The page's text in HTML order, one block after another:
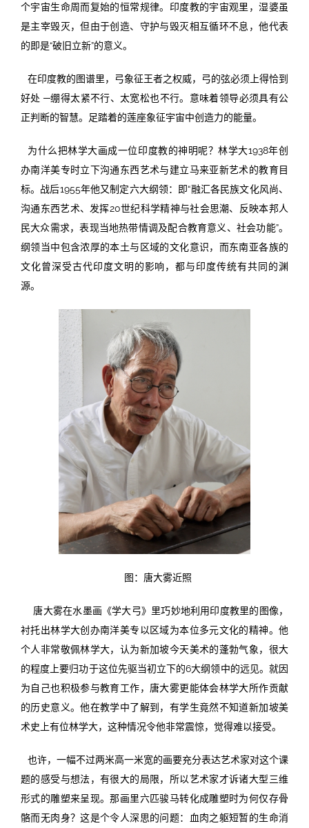
个宇宙生命周而复始的恒常规律。印度教的宇宙观里，湿婆虽
是主宰毁灭，但由于创造、守护与毁灭相互循环不息，他代表
的即是“破旧立新”的意义。
在印度教的图谱里，弓象征王者之权威，弓的弦必须上得恰到
好处 ─绷得太紧不行、太宽松也不行。意味着领导必须具有公
正判断的智慧。足踏着的莲座象征宇宙中创造力的能量。
为什么把林学大画成一位印度教的神明呢？林学大1938年创
办南洋美专时立下沟通东西艺术与建立马来亚新艺术的教育目
标。战后1955年他又制定六大纲领：即“融汇各民族文化风尚、
沟通东西艺术、发挥20世纪科学精神与社会思潮、反映本邦人
民大众需求，表现当地热带情调及配合教育意义、社会功能”。
纲领当中包含浓厚的本土与区域的文化意识，而东南亚各族的
文化曾深受古代印度文明的影响，都与印度传统有共同的渊
源。
图：唐大雾近照
唐大雾在水墨画《学大弓》里巧妙地利用印度教里的图像，
衬托出林学大创办南洋美专以区域为本位多元文化的精神。他
个人非常敬佩林学大，认为新加坡今天美术的蓬勃气象，很大
的程度上要归功于这位先驱当初立下的6大纲领中的远见。就因
为自己也积极参与教育工作，唐大雾更能体会林学大所作贡献
的历史意义。他在教学中了解到，有学生竟然不知道新加坡美
术史上有位林学大，这种情况令他非常震惊，觉得难以接受。
也许，一幅不过两米高一米宽的画要充分表达艺术家对这个课
题的感受与想法，有很大的局限，所以艺术家才诉诸大型三维
形式的雕塑来呈现。那画里六匹骏马转化成雕塑时为何仅存骨
骼而无肉身？这是个令人深思的问题：血肉之躯短暂的生命消